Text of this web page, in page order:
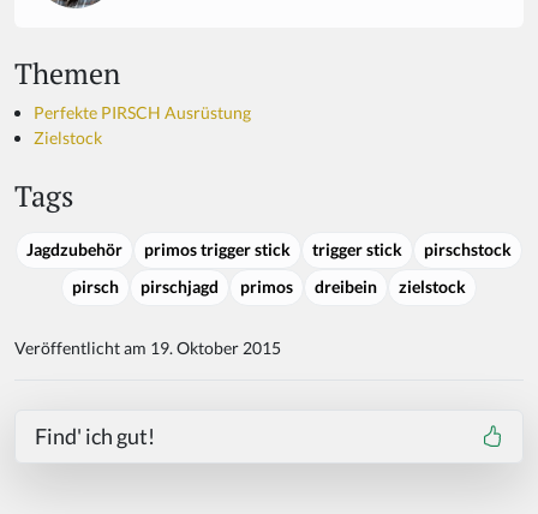
Themen
Perfekte PIRSCH Ausrüstung
Zielstock
Tags
Jagdzubehör primos trigger stick trigger stick
pirschstock
pirsch
pirschjagd primos dreibein zielstock
Veröffentlicht am 19. Oktober 2015
Find' ich gut!